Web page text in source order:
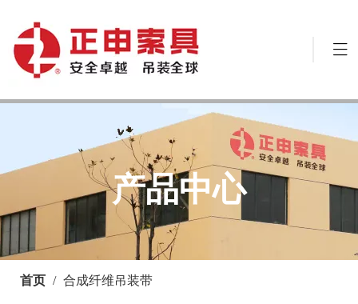
产品中心
首页 / 合成纤维吊装带